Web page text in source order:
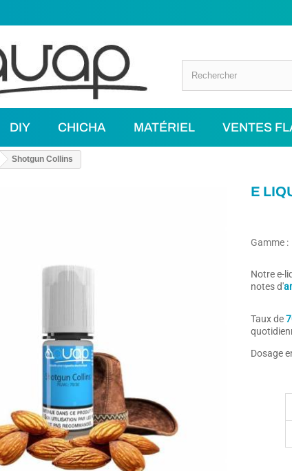
DIY CHICHA MATÉRIEL VENTES
Shotgun Collins
E
Gamme :
Notre e-
notes d'
Taux de7
Dosage